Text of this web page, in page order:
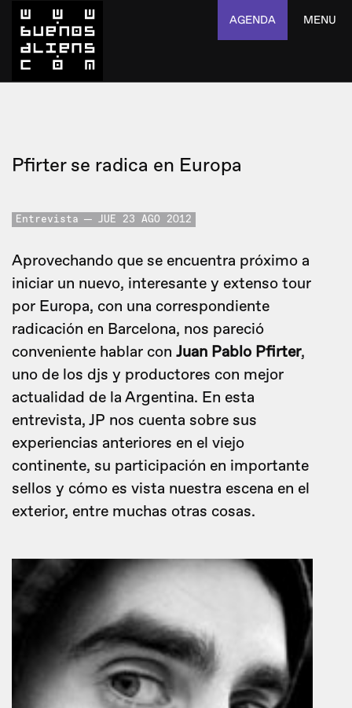
AGENDA MENU
Pfirter se radica en Europa
Entrevista JUE 23 AGO 2012
Aprovechando que se encuentra próximo a
iniciar un nuevo, interesante y extenso tour
por Europa, con una correspondiente
radicación en Barcelona, nos pareció
conveniente hablar con Juan Pablo Pfirter,
uno de los djs y productores con mejor
actualidad de la Argentina. En esta
entrevista, JP nos cuenta sobre sus
experiencias anteriores en el viejo
continente, su participación en importante
sellos y cómo es vista nuestra escena en el
exterior, entre muchas otras cosas.